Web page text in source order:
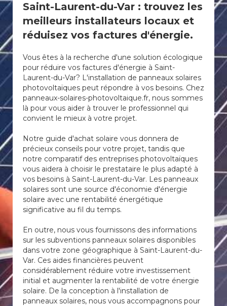
Saint-Laurent-du-Var : trouvez les
meilleurs installateurs locaux et
réduisez vos factures d'énergie.
Vous êtes à la recherche d'une solution écologique
pour réduire vos factures d'énergie à Saint-
Laurent-du-Var? L'installation de panneaux solaires
photovoltaïques peut répondre à vos besoins. Chez
panneaux-solaires-photovoltaique.fr, nous sommes
là pour vous aider à trouver le professionnel qui
convient le mieux à votre projet.
Notre guide d'achat solaire vous donnera de
précieux conseils pour votre projet, tandis que
notre comparatif des entreprises photovoltaïques
vous aidera à choisir le prestataire le plus adapté à
vos besoins à Saint-Laurent-du-Var. Les panneaux
solaires sont une source d'économie d'énergie
solaire avec une rentabilité énergétique
significative au fil du temps.
En outre, nous vous fournissons des informations
sur les subventions panneaux solaires disponibles
dans votre zone géographique à Saint-Laurent-du-
Var. Ces aides financières peuvent
considérablement réduire votre investissement
initial et augmenter la rentabilité de votre énergie
solaire. De la conception à l'installation de
panneaux solaires, nous vous accompagnons pour